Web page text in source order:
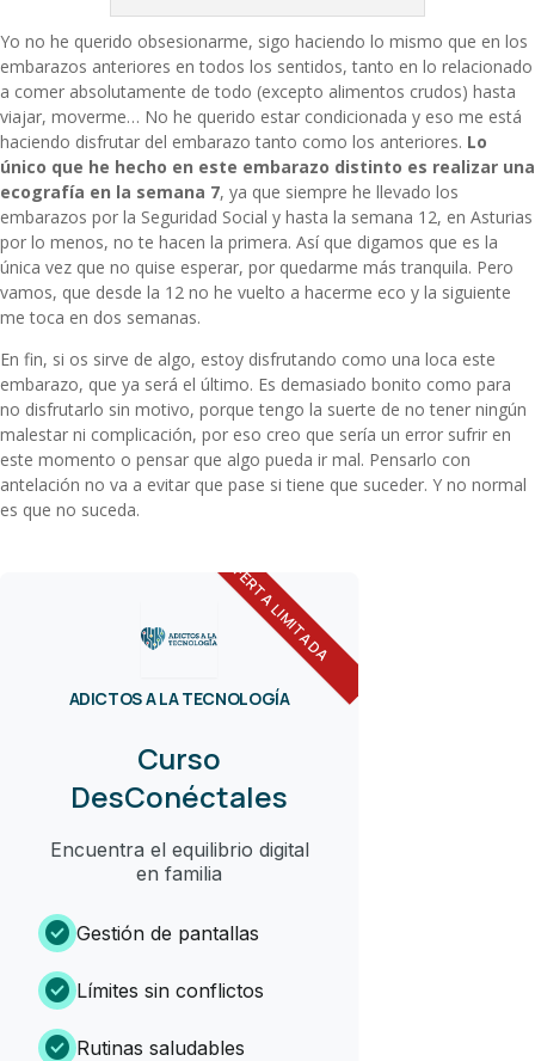
Yo no he querido obsesionarme, sigo haciendo lo mismo que en los
embarazos anteriores en todos los sentidos, tanto en lo relacionado
a comer absolutamente de todo (excepto alimentos crudos) hasta
viajar, moverme… No he querido estar condicionada y eso me está
haciendo disfrutar del embarazo tanto como los anteriores. Lo
único que he hecho en este embarazo distinto es realizar una
ecografía en la semana 7, ya que siempre he llevado los
embarazos por la Seguridad Social y hasta la semana 12, en Asturias
por lo menos, no te hacen la primera. Así que digamos que es la
única vez que no quise esperar, por quedarme más tranquila. Pero
vamos, que desde la 12 no he vuelto a hacerme eco y la siguiente
me toca en dos semanas.
En fin, si os sirve de algo, estoy disfrutando como una loca este
embarazo, que ya será el último. Es demasiado bonito como para
no disfrutarlo sin motivo, porque tengo la suerte de no tener ningún
malestar ni complicación, por eso creo que sería un error sufrir en
este momento o pensar que algo pueda ir mal. Pensarlo con
antelación no va a evitar que pase si tiene que suceder. Y no normal
es que no suceda.
OFERTA LIMITADA
ADICTOS A LA TECNOLOGÍA
Curso
DesConéctales
Encuentra el equilibrio digital
en familia
check_circle Gestión de pantallas
check_circle Límites sin conflictos
check_circle Rutinas saludables